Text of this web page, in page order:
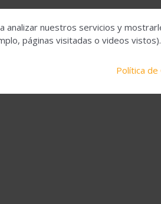
nuestros servicios y
páginas visitadas o videos
Política de